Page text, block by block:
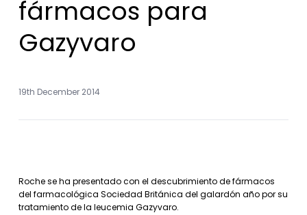
fármacos para
Gazyvaro
19th December 2014
Roche se ha presentado con el descubrimiento de fármacos
del farmacológica Sociedad Británica del galardón año por su
tratamiento de la leucemia Gazyvaro.